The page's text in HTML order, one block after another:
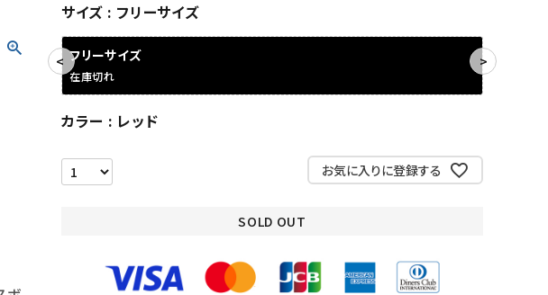
サイズ
フリーサイズ
フリーサイズ
在庫切れ
カラー レッド
お気に入りに登録する
SOLD OUT